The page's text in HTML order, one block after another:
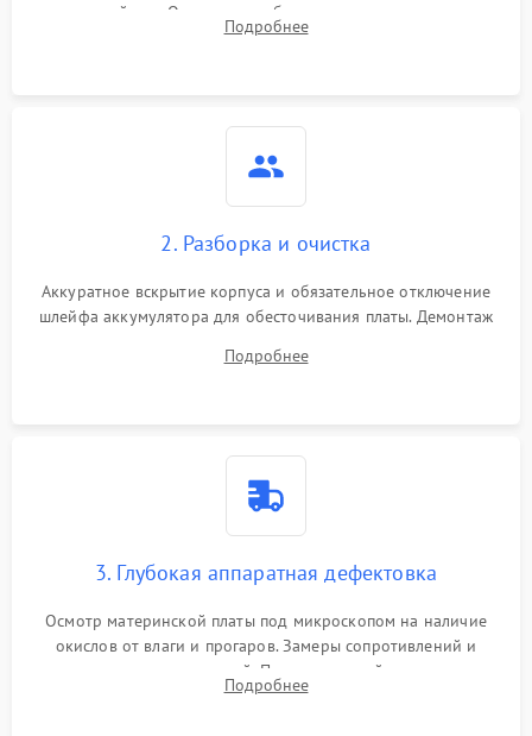
устройства. Оценка потребления тока с помощью
лабораторного блока питания для локализации проблемы.
Подробнее
2. Разборка и очистка
Аккуратное вскрытие корпуса и обязательное отключение
шлейфа аккумулятора для обесточивания платы. Демонтаж
высохшей термопасты с кристаллов чипов.
Подробнее
3. Глубокая аппаратная дефектовка
Осмотр материнской платы под микроскопом на наличие
окислов от влаги и прогаров. Замеры сопротивлений и
дежурных напряжений. Проверка цепей питания,
мультиконтроллера, процессора и видеочипа.
Подробнее